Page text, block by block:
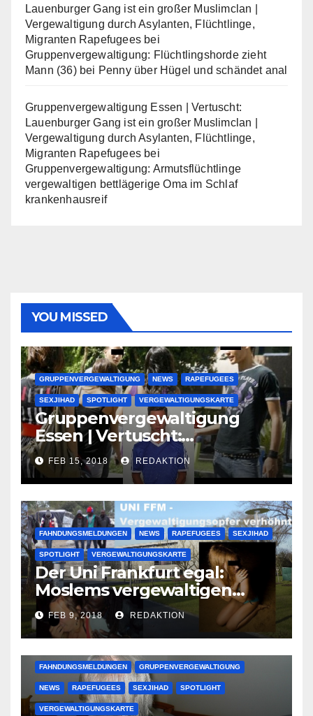
Lauenburger Gang ist ein großer Muslimclan |
Vergewaltigung durch Asylanten, Flüchtlinge,
Migranten Rapefugees bei
Gruppenvergewaltigung: Flüchtlingshorde zieht
Mann (36) bei Penny über Hügel und schändet anal
Gruppenvergewaltigung Essen | Vertuscht:
Lauenburger Gang ist ein großer Muslimclan |
Vergewaltigung durch Asylanten, Flüchtlinge,
Migranten Rapefugees bei
Gruppenvergewaltigung: Armutsflüchtlinge
vergewaltigen bettlägerige Oma im Schlaf
krankenhausreif
YOU MISSED
GRUPPENVERGEWALTIGUNG NEWS RAPEFUGEES
SEXJIHAD SPOTLIGHT VERGEWALTIGUNGSKARTE
Gruppenvergewaltigung
Essen | Vertuscht:
Lauenburger Gang ist ein
großer Muslimclan
FEB 15, 2018 REDAKTION
FAHNDUNGSMELDUNGEN NEWS RAPEFUGEES SEXJIHAD
SPOTLIGHT VERGEWALTIGUNGSKARTE
Der Uni Frankfurt egal:
Moslems vergewaltigen
deutsche Studentinnen auf
Uni-Campus
FEB 9, 2018 REDAKTION
FAHNDUNGSMELDUNGEN GRUPPENVERGEWALTIGUNG
NEWS RAPEFUGEES SEXJIHAD SPOTLIGHT
VERGEWALTIGUNGSKARTE